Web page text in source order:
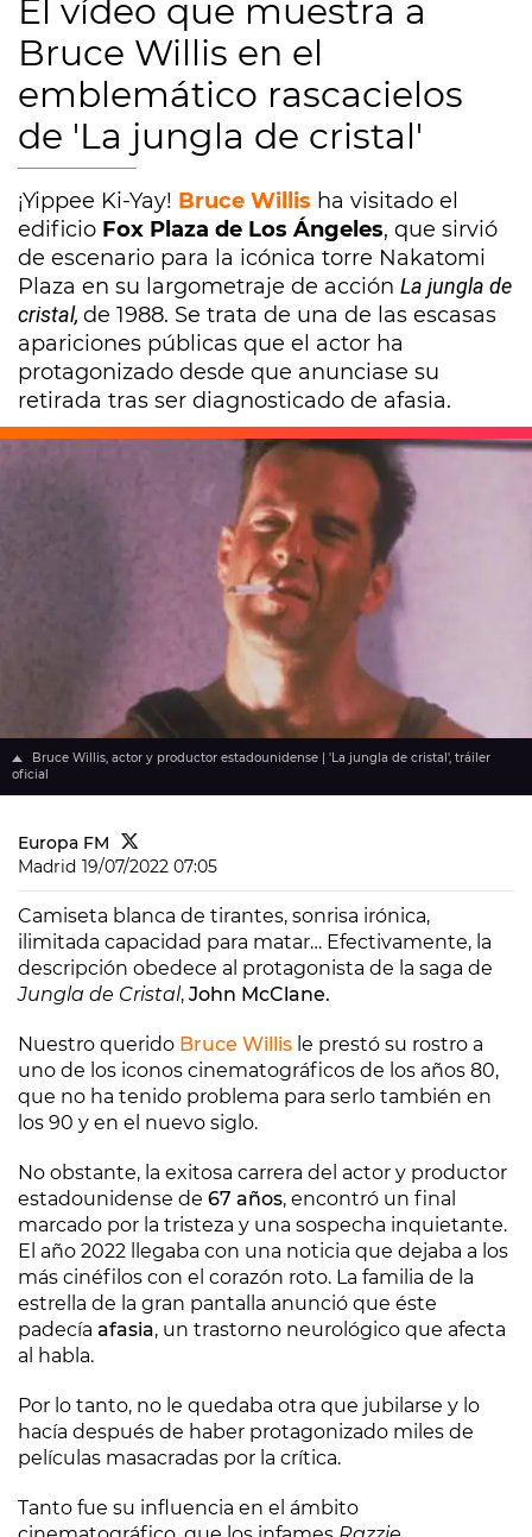
El vídeo que muestra a
Bruce Willis en el
emblemático rascacielos
de 'La jungla de cristal'
¡Yippee Ki-Yay! Bruce Willis ha visitado el
edificio Fox Plaza de Los Ángeles, que sirvió
de escenario para la icónica torre Nakatomi
Plaza en su largometraje de acción La jungla de
cristal, de 1988. Se trata de una de las escasas
apariciones públicas que el actor ha
protagonizado desde que anunciase su
retirada tras ser diagnosticado de afasia.
Bruce Willis, actor y productor estadounidense | 'La jungla de cristal', tráiler
oficial
Europa FM
Madrid 19/07/2022 07:05
Camiseta blanca de tirantes, sonrisa irónica,
ilimitada capacidad para matar… Efectivamente, la
descripción obedece al protagonista de la saga de
Jungla de Cristal, John McClane.
Nuestro querido Bruce Willis le prestó su rostro a
uno de los iconos cinematográficos de los años 80,
que no ha tenido problema para serlo también en
los 90 y en el nuevo siglo.
No obstante, la exitosa carrera del actor y productor
estadounidense de 67 años, encontró un final
marcado por la tristeza y una sospecha inquietante.
El año 2022 llegaba con una noticia que dejaba a los
más cinéfilos con el corazón roto. La familia de la
estrella de la gran pantalla anunció que éste
padecía afasia, un trastorno neurológico que afecta
al habla.
Por lo tanto, no le quedaba otra que jubilarse y lo
hacía después de haber protagonizado miles de
películas masacradas por la crítica.
Tanto fue su influencia en el ámbito